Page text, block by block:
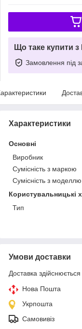
Що таке купити
Замовлення під
Характеристики
Основні
Виробник
Сумісність з маркою
Сумісність з моделлю
Користувальницькі
Тип
Умови доставки
Доставка
Нова Пошта
Укрпошта
Самовивіз